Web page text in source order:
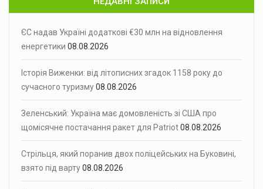
ЄС надав Україні додаткові €30 млн на відновлення
енергетики 08.08.2026
Історія Виженки: від літописних згадок 1158 року до
сучасного туризму08.08.2026
Зеленський: Україна має домовленість зі США про
щомісячне постачання ракет для Patriot08.08.2026
Стрільця, який поранив двох поліцейських на Буковині,
взято під варту08.08.2026